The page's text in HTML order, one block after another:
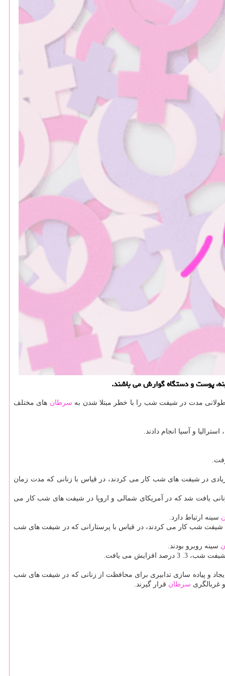
پوست و دستگاه گوارش می باشند.
طولانی مدت در شیفت شب را با خطر مبتلا شدن به سرطان های مختلف
در شیفت های شب كار می كردند، در قیاس با زنانی كه مدت زمان
یافت شد كه در آمریكای شمالی و اروپا در شیفت های شب كار می
سینه ارتباط دارد.
شیفت شب كار می كردند، در قیاس با پرستارانی كه در شیفت های شب
سینه روبرو بودند.
ایجاد و پیاده سازی تدابیری برای محافظت از زنانی كه در شیفت های شب
غربالگری سرطان قرار گیرند.